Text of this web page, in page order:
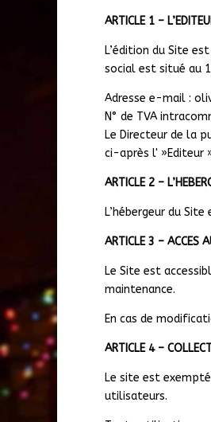
ARTICLE 1 –
L’édition du Site
social est situé au
Adresse e-mail :
N° de TVA
Le Directeur de la
ci-après l' »Editeur
ARTICLE 2 –
L’hébergeur du
ARTICLE 3 – ACCES
Le Site est
maintenance.
En cas de
ARTICLE 4 –
Le site est
utilisateurs.